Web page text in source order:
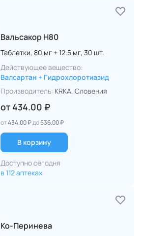
Вальсакор Н80
Таблетки, 80 мг + 12.5 мг, 30 шт.
Действующее вещество:
Валсартан + Гидрохлоротиазид
Производитель: KRKA, Словения
от 434.00 ₽
от434.00 ₽до536.00 ₽
В корзину
Доступно сегодня
в 112 аптеках
Ко-Перинева